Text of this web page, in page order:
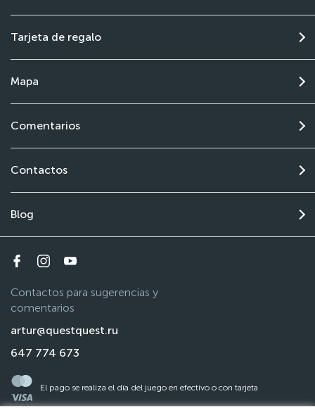
Tarjeta de regalo
Mapa
Comentarios
Contactos
Blog
Contactos para sugerencias y
comentarios
artur@questquest.ru
647 774 673
El pago se realiza el día del juego en efectivo o con tarjeta